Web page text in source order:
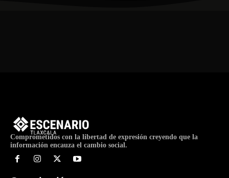
Comprometidos con la libertad de expresión creyendo que la
información encauza el cambio social.